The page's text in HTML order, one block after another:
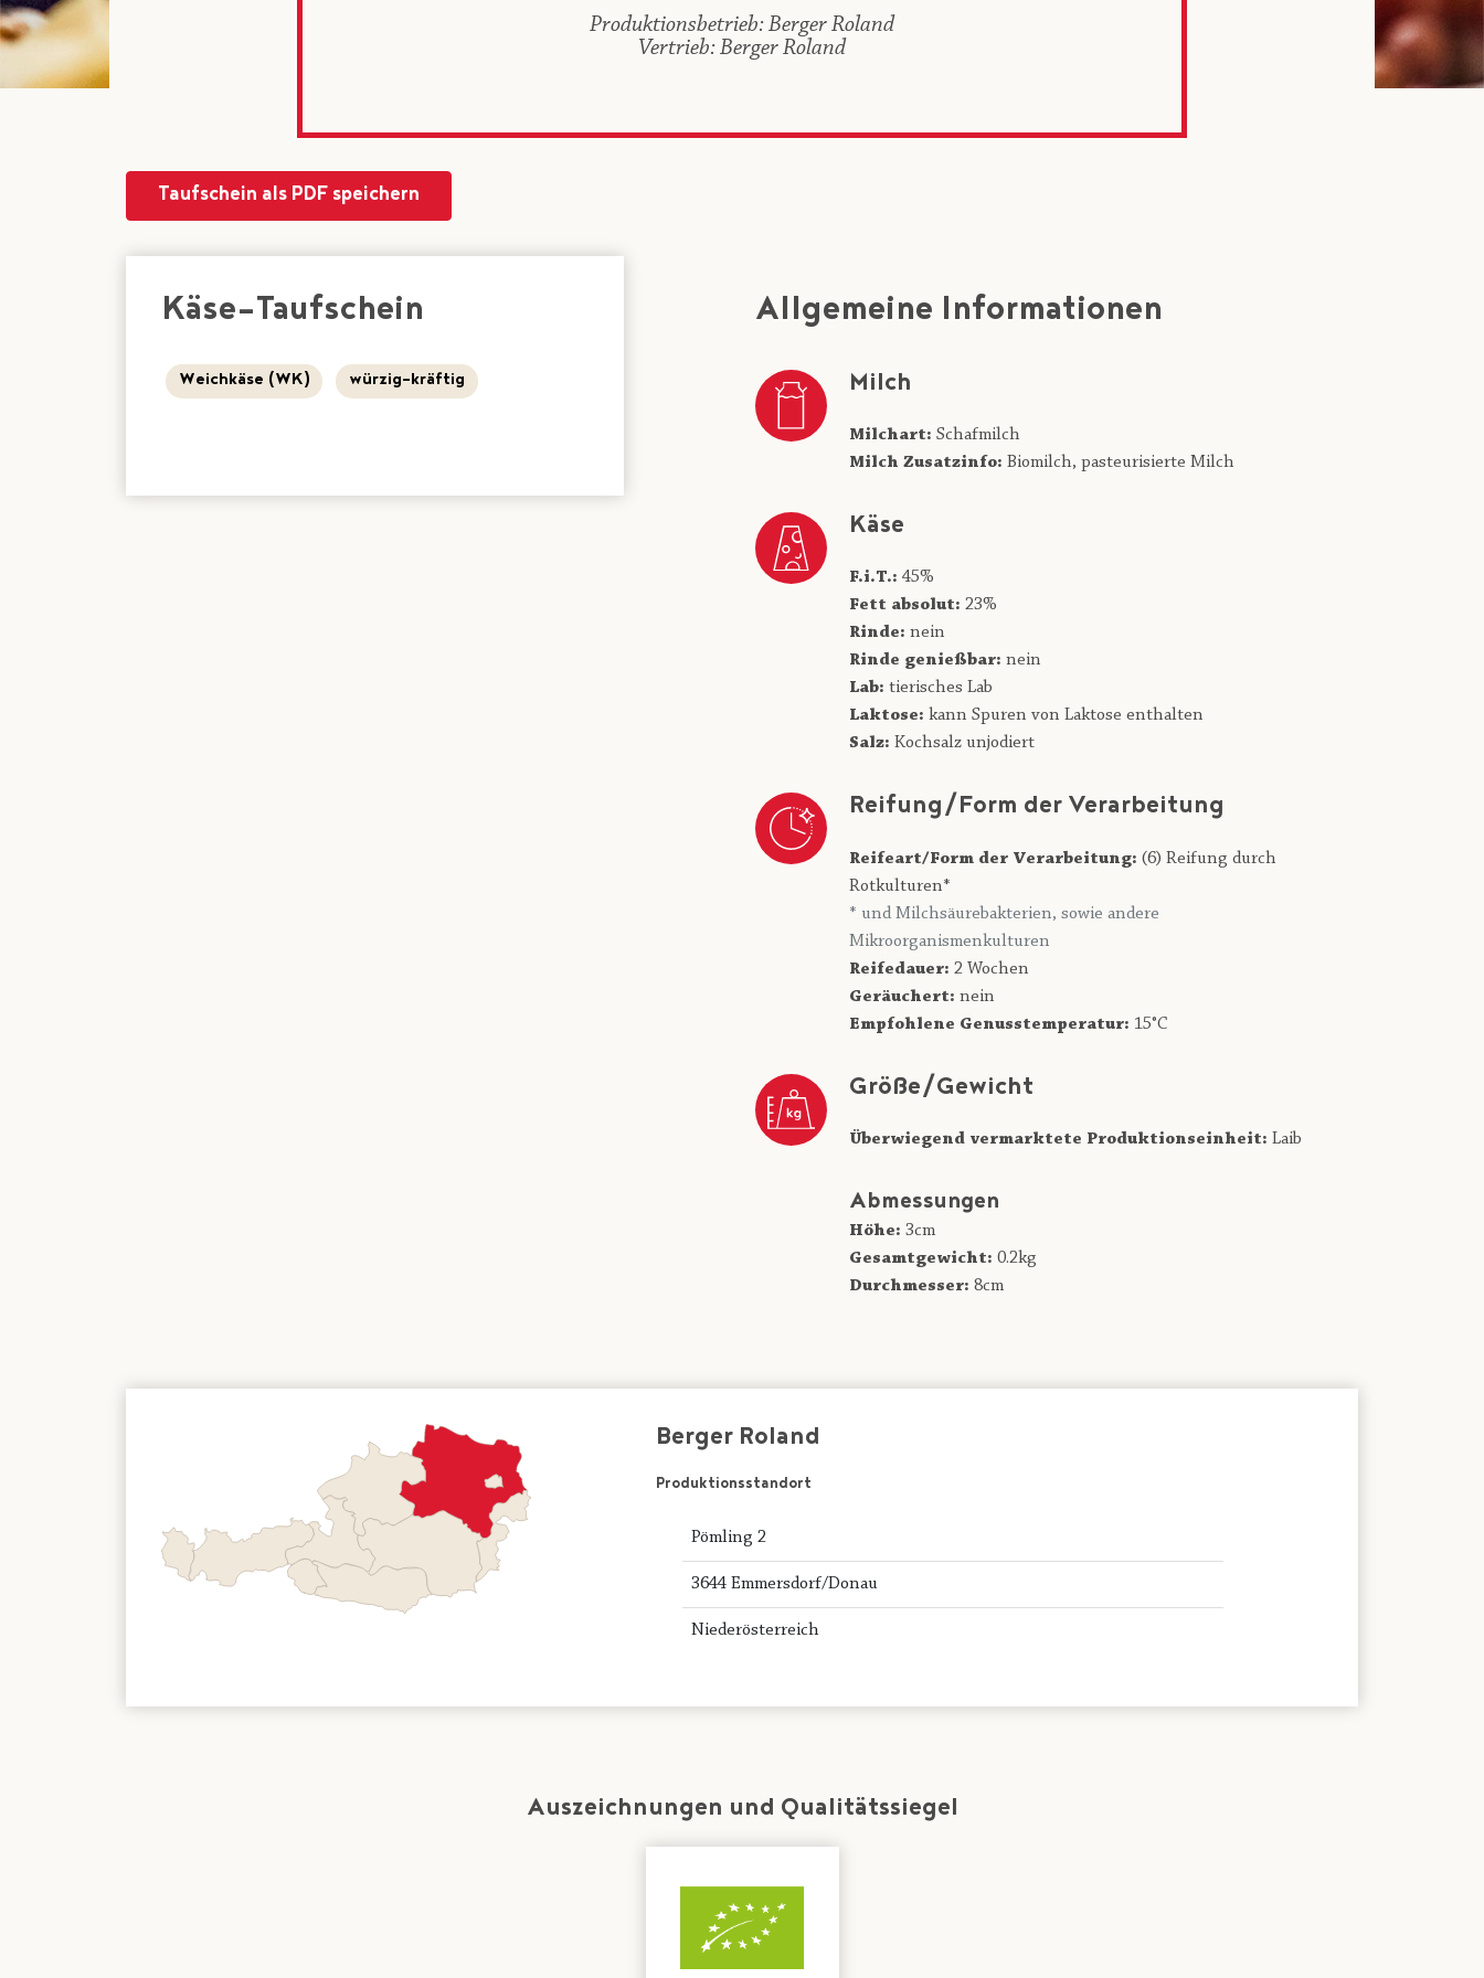
Produktionsbetrieb: Berger Roland
Vertrieb: Berger Roland
Taufschein als PDF speichern
Käse-Taufschein
Weichkäse (WK) würzig-kräftig
Allgemeine Informationen
Milch
Milchart: Schafmilch
Milch Zusatzinfo: Biomilch, pasteurisierte Milch
Käse
F.i.T.: 45%
Fett absolut: 23%
Rinde: nein
Rinde genießbar: nein
Lab: tierisches Lab
Laktose: kann Spuren von Laktose enthalten
Salz: Kochsalz unjodiert
Reifung/Form der Verarbeitung
Reifeart/Form der Verarbeitung: (6) Reifung durch
Rotkulturen*
* und Milchsäurebakterien, sowie andere
Mikroorganismenkulturen
Reifedauer: 2 Wochen
Geräuchert: nein
Empfohlene Genusstemperatur: 15°C
Größe/Gewicht
Überwiegend vermarktete Produktionseinheit: Laib
Abmessungen
Höhe: 3cm
Gesamtgewicht: 0.2kg
Durchmesser: 8cm
Berger Roland
Produktionsstandort
Pömling 2
3644 Emmersdorf/Donau
Niederösterreich
Auszeichnungen und Qualitätssiegel